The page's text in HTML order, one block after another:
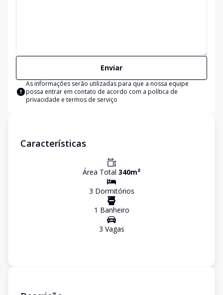
Enviar
As informações serão utilizadas para que a nossa equipe
possa entrar em contato de acordo com a política de
privacidade e termos de serviço
Características
Área Total 340m²
3 Dormitórios
1 Banheiro
3 Vagas